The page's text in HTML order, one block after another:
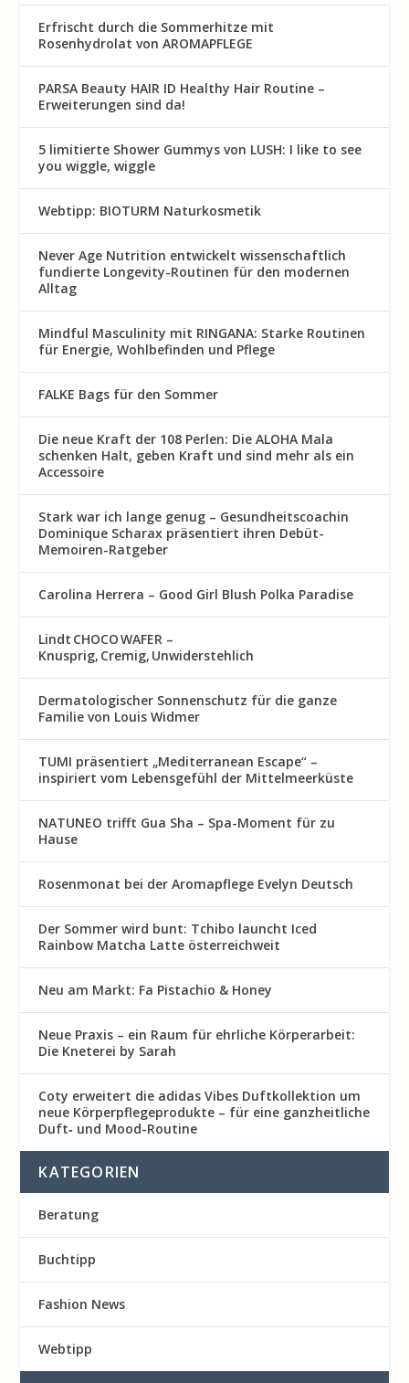
Erfrischt durch die Sommerhitze mit
Rosenhydrolat von AROMAPFLEGE
PARSA Beauty HAIR ID Healthy Hair Routine –
Erweiterungen sind da!
5 limitierte Shower Gummys von LUSH: I like to see
you wiggle, wiggle
Webtipp: BIOTURM Naturkosmetik
Never Age Nutrition entwickelt wissenschaftlich
fundierte Longevity-Routinen für den modernen
Alltag
Mindful Masculinity mit RINGANA: Starke Routinen
für Energie, Wohlbefinden und Pflege
FALKE Bags für den Sommer
Die neue Kraft der 108 Perlen: Die ALOHA Mala
schenken Halt, geben Kraft und sind mehr als ein
Accessoire
Stark war ich lange genug – Gesundheitscoachin
Dominique Scharax präsentiert ihren Debüt-
Memoiren-Ratgeber
Carolina Herrera – Good Girl Blush Polka Paradise
Lindt CHOCO WAFER –
Knusprig, Cremig, Unwiderstehlich
Dermatologischer Sonnenschutz für die ganze
Familie von Louis Widmer
TUMI präsentiert „Mediterranean Escape“ –
inspiriert vom Lebensgefühl der Mittelmeerküste
NATUNEO trifft Gua Sha – Spa-Moment für zu
Hause
Rosenmon at bei der Aromapflege Evelyn Deutsch
Der Sommer wird bunt: Tchibo launcht Iced
Rainbow Matcha Latte österreichweit
Neu am Markt: Fa Pistachio & Honey
Neue Praxis – ein Raum für ehrliche Körperarbeit:
Die Kneterei by Sarah
Coty erweitert die adidas Vibes Duftkollektion um
neue Körperpflegeprodukte – für eine ganzheitliche
Duft‑ und Mood-Routine
KATEGORIEN
Beratung
Buchtipp
Fashion News
Webtipp